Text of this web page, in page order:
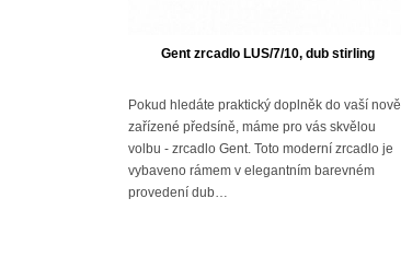
Gent zrcadlo LUS/7/10, dub stirling
Pokud hledáte praktický doplněk do vaší nově
zařízené předsíně, máme pro vás skvělou
volbu - zrcadlo Gent. Toto moderní zrcadlo je
vybaveno rámem v elegantním barevném
provedení dub…